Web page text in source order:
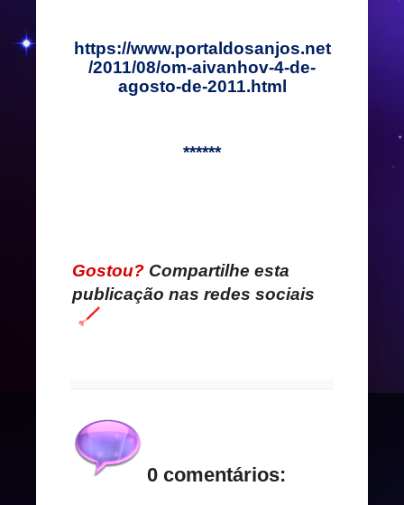
https://www.portaldosanjos.net
/2011/08/om-aivanhov-4-de-
agosto-de-2011.html
******
Gostou? Compartilhe esta
publicação nas redes sociais
0 comentários: